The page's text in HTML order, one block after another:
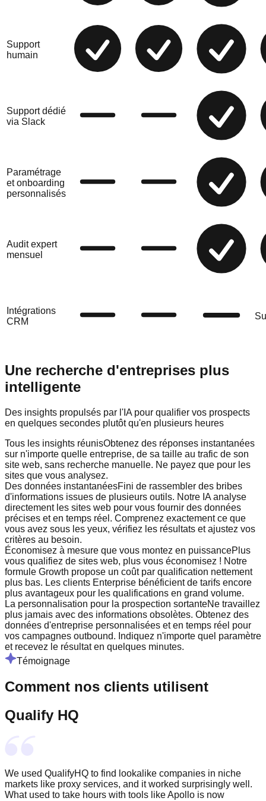
Support
humain
Support dédié
via Slack
Paramétrage
et onboarding
personnalisés
Audit expert
mensuel
Intégrations
CRM
Une recherche d'entreprises plus
intelligente
Des insights propulsés par l'IA pour qualifier vos prospects
en quelques secondes plutôt qu'en plusieurs heures
Tous les insights réunisObtenez des réponses instantanées
sur n'importe quelle entreprise, de sa taille au trafic de son
site web, sans recherche manuelle. Ne payez que pour les
sites que vous analysez.
Des données instantanéesFini de rassembler des bribes
d'informations issues de plusieurs outils. Notre IA analyse
directement les sites web pour vous fournir des données
précises et en temps réel. Comprenez exactement ce que
vous avez sous les yeux, vérifiez les résultats et ajustez vos
critères au besoin.
Économisez à mesure que vous montez en puissancePlus
vous qualifiez de sites web, plus vous économisez ! Notre
formule Growth propose un coût par qualification nettement
plus bas. Les clients Enterprise bénéficient de tarifs encore
plus avantageux pour les qualifications en grand volume.
La personnalisation pour la prospection sortanteNe travaillez
plus jamais avec des informations obsolètes. Obtenez des
données d'entreprise personnalisées et en temps réel pour
vos campagnes outbound. Indiquez n'importe quel paramètre
et recevez le résultat en quelques minutes.
Témoignage
Comment nos clients utilisent
Qualify HQ
We used QualifyHQ to find lookalike companies in niche
markets like proxy services, and it worked surprisingly well.
What used to take hours with tools like Apollo is now